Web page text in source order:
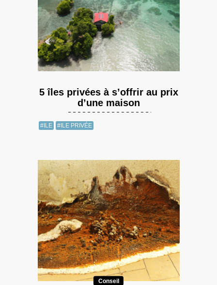
5 îles privées à s’offrir au prix
d’une maison
#ILE #ILE PRIVÉE
Conseil